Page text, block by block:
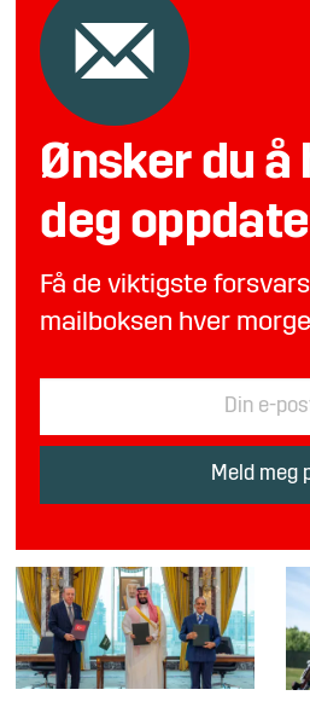
Ønsker du å
deg
Få de viktigste
mailboksen hver